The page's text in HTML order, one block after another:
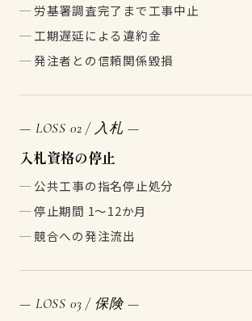
労基署調査完了まで工事中止
工期遅延による違約金
発注者との信頼関係毀損
— LOSS 02 / 入札 —
入札資格の停止
公共工事の指名停止処分
停止期間 1〜12か月
競合への発注流出
— LOSS 03 / 保険 —